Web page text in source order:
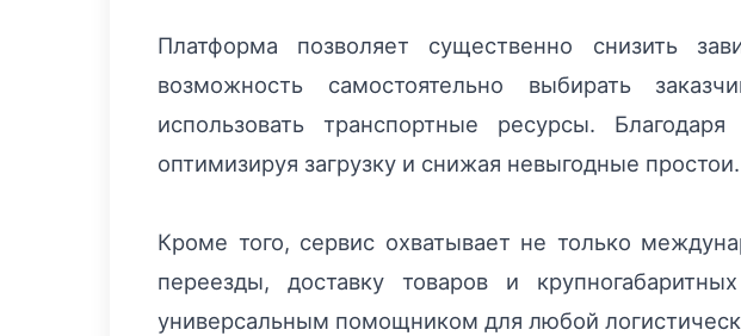
Платформа позволяет существенно снизить
возможность самостоятельно выбирать
использовать транспортные ресурсы.
оптимизируя загрузку и снижая невыгодные простои.
Кроме того, сервис охватывает не только
переезды, доставку товаров и
универсальным помощником для любой